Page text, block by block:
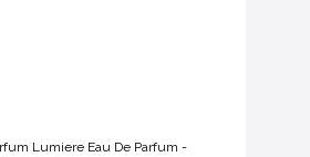
Lumiere Eau De Parfum -